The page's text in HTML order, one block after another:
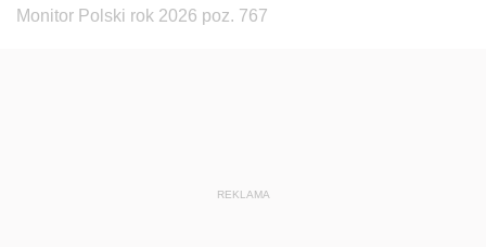
Monitor Polski rok 2026 poz. 767
REKLAMA